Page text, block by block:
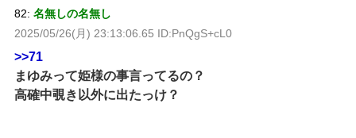
82: 名無しの名無し
2025/05/26(月) 23:13:06.65 ID:PnQgS+cL0
>>71
まゆみって姫様の事言ってるの？
高確中覗き以外に出たっけ？